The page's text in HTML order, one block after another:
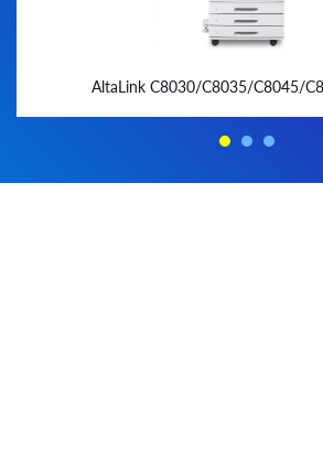
AltaLink C8030/C8035/C8045/